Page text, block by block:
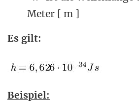
Meter [ m ]
Es gilt:
Beispiel: